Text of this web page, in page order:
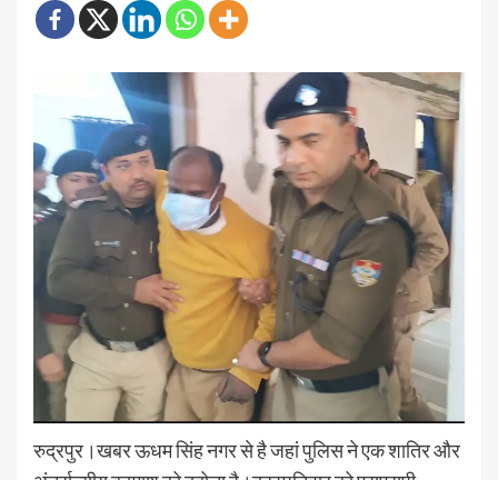
रुद्रपुर।खबर ऊधम सिंह नगर से है जहां पुलिस ने एक शातिर और